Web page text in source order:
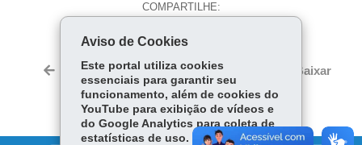
COMPARTILHE:
ce
bo
ok
tter
Ap
p
Voltar Início Imprimir Baixar
Aviso de Cookies
Este portal utiliza cookies
essenciais para garantir seu
funcionamento, além de cookies do
YouTube para exibição de vídeos e
do Google Analytics para coleta de
estatísticas de uso. Você pode